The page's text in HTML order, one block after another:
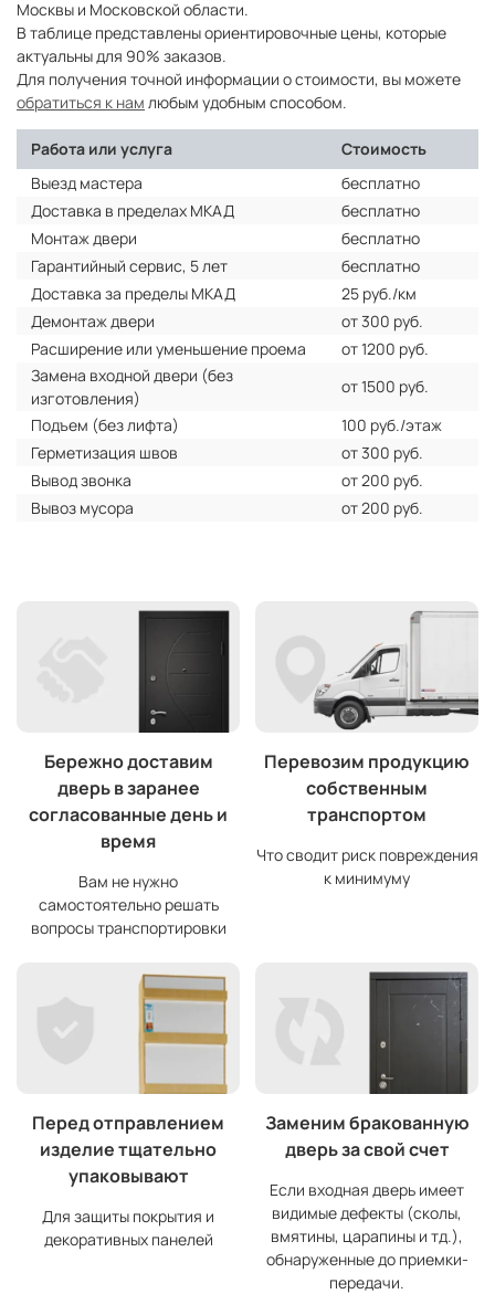
Москвы и Московской области.
В таблице представлены ориентировочные цены, которые
актуальны для 90% заказов.
Для получения точной информации о стоимости, вы можете
обратиться к нам любым удобным способом.
Работа или услуга
Стоимость
Выезд мастера
бесплатно
Доставка в пределах МКАД
бесплатно
Монтаж двери
бесплатно
Гарантийный сервис, 5 лет
бесплатно
Доставка за пределы МКАД
25 руб./км
Демонтаж двери
от 300 руб.
Расширение или уменьшение проема
от 1200 руб.
Замена входной двери (без
изготовления)
от 1500 руб.
Подъем (без лифта)
100 руб./этаж
Герметизация швов
от 300 руб.
Вывод звонка
от 200 руб.
Вывоз мусора
от 200 руб.
Бережно доставим
дверь в заранее
согласованные день и
время
Вам не нужно
самостоятельно решать
вопросы транспортировки
Перевозим продукцию
собственным
транспортом
Что сводит риск повреждения
к минимуму
Перед отправлением
изделие тщательно
упаковывают
Для защиты покрытия и
декоративных панелей
Заменим бракованную
дверь за свой счет
Если входная дверь имеет
видимые дефекты (сколы,
вмятины, царапины и тд.),
обнаруженные до приемки-
передачи.